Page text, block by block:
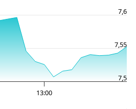
13:00
7,5
7,55
7,6